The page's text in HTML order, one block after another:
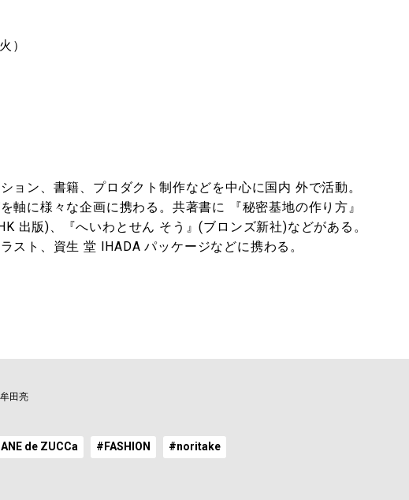
）
ョン、書籍、プロダクト制作などを中心に国内 外で活動。
軸に様々な企画に携わる。共著書に 『秘密基地の作り方』
出版)、『へいわとせん そう』(ブロンズ新社)などがある。
スト、資生 堂 IHADA パッケージなどに携わる。
田亮
de ZUCCa #FASHION #noritake